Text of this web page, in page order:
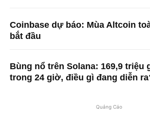
Coinbase dự báo: Mùa Altcoin
bắt đầu
Bùng nổ trên Solana: 169,9 triệu
trong 24 giờ, điều gì đang diễn
Quảng Cáo